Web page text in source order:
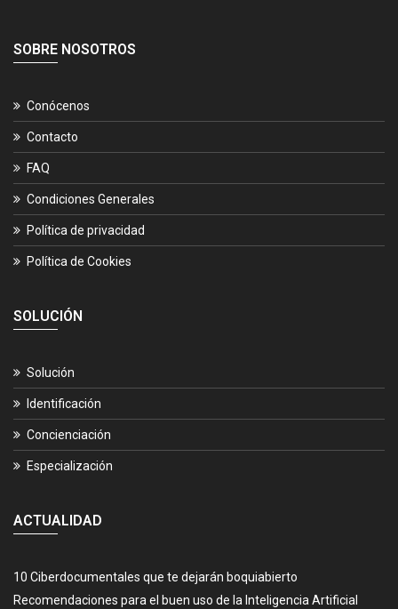
SOBRE NOSOTROS
Conócenos
Contacto
FAQ
Condiciones Generales
Política de privacidad
Política de Cookies
SOLUCIÓN
Solución
Identificación
Concienciación
Especialización
ACTUALIDAD
10 Ciberdocumentales que te dejarán boquiabierto
Recomendaciones para el buen uso de la Inteligencia Artificial